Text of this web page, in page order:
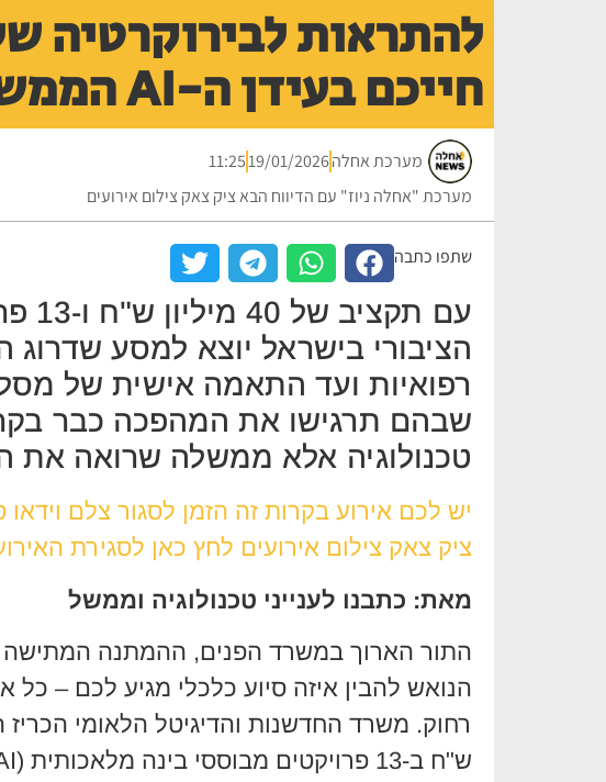
להתראות לבירוקרטיה
חייכם בעידן ה-AI הממשלתי
מערכת אחלה19/01/2026
11:25
מערכת "אחלה ניוז" עם הדיווח הבא ציק צאק צילום אירועים
שתפו כתבה
עם
הציבורי בישראל יוצא למסע שדרוג
שבהם תרגישו את המהפכה כבר
טכנולוגיה אלא ממשלה שרואה את
יש לכם אירוע בקרות זה הזמן לסגור צלם
ציק צאק צילום אירועים לחץ כאן לסגירת
מאת: כתבנו לענייני טכנולוגיה וממשל
התור הארוך במשרד הפנים, ההמתנה המתישה
הנואש להבין איזה סיוע כלכלי מגיע לכם – כל